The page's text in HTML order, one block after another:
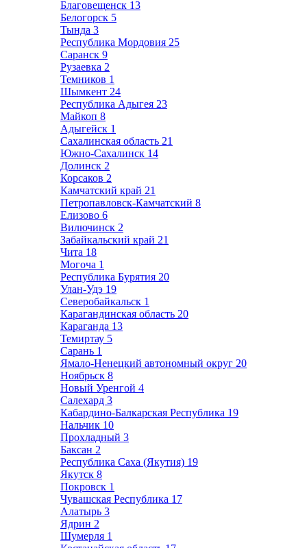
Благовещенск 13
Белогорск 5
Тында 3
Республика Мордовия 25
Саранск 9
Рузаевка 2
Темников 1
Шымкент 24
Республика Адыгея 23
Майкоп 8
Адыгейск 1
Сахалинская область 21
Южно-Сахалинск 14
Долинск 2
Корсаков 2
Камчатский край 21
Петропавловск-Камчатский 8
Елизово 6
Вилючинск 2
Забайкальский край 21
Чита 18
Могоча 1
Республика Бурятия 20
Улан-Удэ 19
Северобайкальск 1
Карагандинская область 20
Караганда 13
Темиртау 5
Сарань 1
Ямало-Ненецкий автономный округ 20
Ноябрьск 8
Новый Уренгой 4
Салехард 3
Кабардино-Балкарская Республика 19
Нальчик 10
Прохладный 3
Баксан 2
Республика Саха (Якутия) 19
Якутск 8
Покровск 1
Чувашская Республика 17
Алатырь 3
Ядрин 2
Шумерля 1